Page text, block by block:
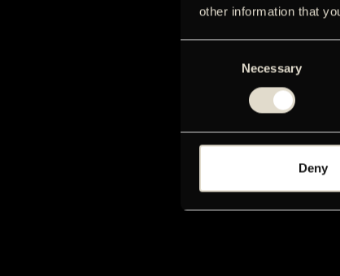
other information that
Necessary
Deny